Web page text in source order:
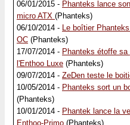
06/01/2015 - Phanteks lance
micro ATX (Phanteks)
06/10/2014 - Le boîtier
OC (Phanteks)
17/07/2014 - Phanteks étoffe
l'Enthoo Luxe (Phanteks)
09/07/2014 - ZeDen teste le
10/05/2014 - Phanteks sort un
(Phanteks)
10/01/2014 - Phantek lance la
Enthoo-Primo (Phanteks)